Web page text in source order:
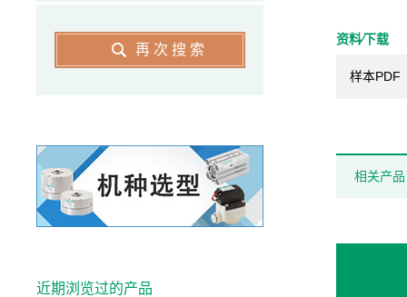
资料⁄下载
样本PDF
相关产品
再次搜索
近期浏览过的产品